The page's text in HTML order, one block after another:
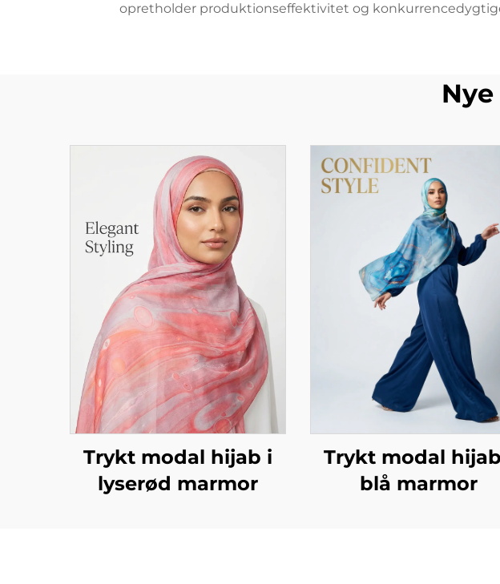
opretholder produktionseffektivitet og
Trykt modal hijab i
lyserød marmor
Trykt modal
blå marmor